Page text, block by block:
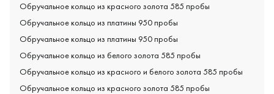
Обручальное кольцо из красного золота 585 пробы
Обручальное кольцо из платины 950 пробы
Обручальное кольцо из платины 950 пробы
Обручальное кольцо из белого золота 585 пробы
Обручальное кольцо из красного и белого золота 585 пробы
Обручальное кольцо из красного золота 585 пробы